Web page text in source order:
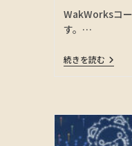
WakWorksコ
す。…
続きを読む